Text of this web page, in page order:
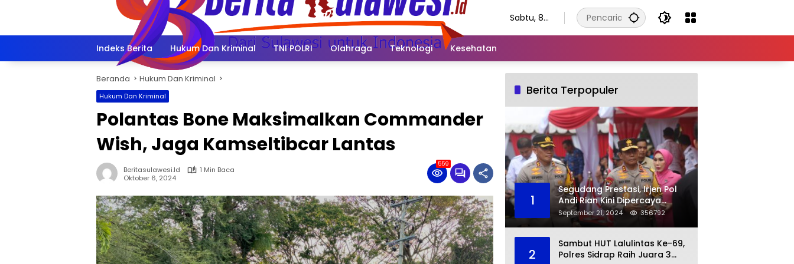
Sabtu, 8
Indeks Berita Hukum Dan Kriminal TNI POLRI Olahraga Teknologi Kesehatan
Beranda Hukum Dan Kriminal
Hukum Dan Kriminal
Polantas Bone Maksimalkan Commander
Wish, Jaga Kamseltibcar Lantas
Beritasulawesi.id
1 Min Baca
Oktober 6, 2024
559
Berita Terpopuler
1
Segudang Prestasi, Irjen Pol
Andi Rian Kini Dipercaya
Jabat Kapolda Ketiga Kalinya
September 21, 2024 356792
2
Sambut HUT Lalulintas Ke-69,
Polres Sidrap Raih Juara 3